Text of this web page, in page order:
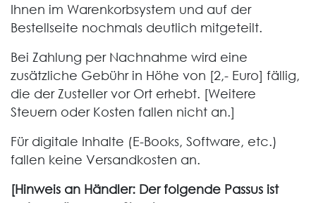
Ihnen im Warenkorbsystem und auf der
Bestellseite nochmals deutlich mitgeteilt.
Bei Zahlung per Nachnahme wird eine
zusätzliche Gebühr in Höhe von [2,- Euro] fällig,
die der Zusteller vor Ort erhebt. [Weitere
Steuern oder Kosten fallen nicht an.]
Für digitale Inhalte (E-Books, Software, etc.)
fallen keine Versandkosten an.
[Hinweis an Händler: Der folgende Passus ist